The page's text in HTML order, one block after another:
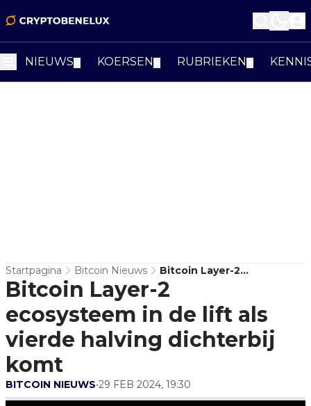
NIEUWS KOERSEN RUBRIEKEN
Startpagina Bitcoin Nieuws
Bitcoin Layer-2
Ecosysteem In De Lift Als
Vierde Halving Dichterbij
Komt
Bitcoin Layer-2
ecosysteem in de lift als
vierde halving dichterbij
komt
BITCOIN NIEUWS•29 FEB 2024, 19:30